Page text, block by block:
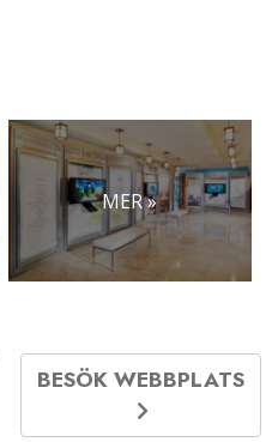
MER »
BESÖK WEBBPLATS